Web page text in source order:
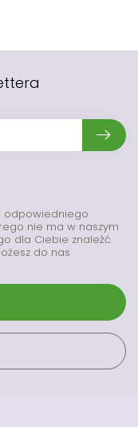
odpowiedniego
nie ma w naszym
dla Ciebie znaleźć.
do nas